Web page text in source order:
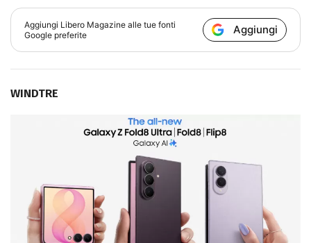
Aggiungi Libero Magazine alle tue fonti
Google preferite
Aggiungi
WINDTRE